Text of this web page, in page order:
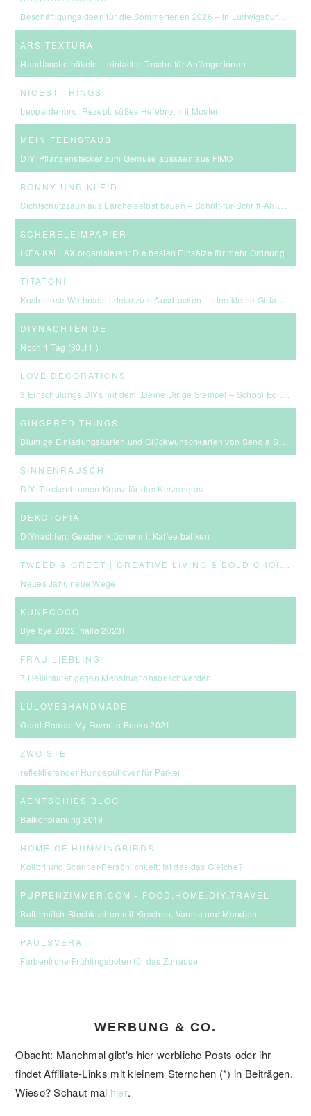
Beschäftigungsideen für die Sommerferien 2026 – in Ludwigsburg, Stuttgart & Umgebung
ARS TEXTURA
Handtasche häkeln – einfache Tasche für Anfängerinnen
NICEST THINGS
Leopardenbrot Rezept: süßes Hefebrot mit Muster
MEIN FEENSTAUB
DIY: Pflanzenstecker zum Gemüse aussäen aus FIMO
BONNY UND KLEID
Sichtschutzzaun aus Lärche selbst bauen – Schritt-für-Schritt-Anleitung & Kosten
SCHERELEIMPAPIER
IKEA KALLAX organisieren: Die besten Einsätze für mehr Ordnung
TITATONI
Kostenlose Weihnachtsdeko zum Ausdrucken – eine kleine Girlande für euer Zuhause ☆
DIYNACHTEN.DE
Noch 1 Tag (30.11.)
LOVE DECORATIONS
3 Einschulungs DIYs mit dem „Deine Dinge Stempel – School Edition“ #BackToSchool + Gewinnspiel
GINGERED THINGS
Blumige Einladungskarten und Glückwunschkarten von Send a Smile
SINNENRAUSCH
DIY: Trockenblumen-Kranz für das Kerzenglas
DEKOTOPIA
DIYnachten: Geschenktücher mit Kaffee batiken
T
WEED & GREET | CREATIVE LIVING & BOLD CHOICES
Neues Jahr, neue Wege
KUNECOCO
Bye bye 2022, hallo 2023!
FRAU LIEBLING
7 Heilkräuter gegen Menstruationsbeschwerden
LULOVESHANDMADE
Good Reads: My Favorite Books 2021
ZWO:STE
reflektierender Hundepullover für Parker
AENTSCHIES BLOG
Balkonplanung 2019
HOME OF HUMMINGBIRDS
Kolibri und Scanner-Persönlichkeit: Ist das das Gleiche?
PUPPENZIMMER.COM - FOOD.HOME.DIY.TRAVEL
Buttermilch-Blechkuchen mit Kirschen, Vanille und Mandeln
PAULSVERA
Farbenfrohe Frühlingsboten für das Zuhause
WERBUNG & CO.
Obacht: Manchmal gibt's hier werbliche Posts oder ihr
findet Affiliate-Links mit kleinem Sternchen (*) in Beiträgen.
Wieso? Schaut mal hier.